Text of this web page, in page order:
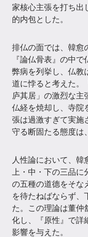
家核心主張を打ち出
的内包とした。
排仏の面では、韓愈
『論仏骨表』の中
弊病を列挙し、仏教
道に悖ると考えた。
庐其居」の激烈な主
仏経を焼却し、寺院
張は過激すぎて実施
守る断固たる態度は
人性論において、
上・中・下の三品
の五種の道德をそな
を待たねばならず、
た。この理論は董仲
化し、『原性』で詳
影響を与えた。